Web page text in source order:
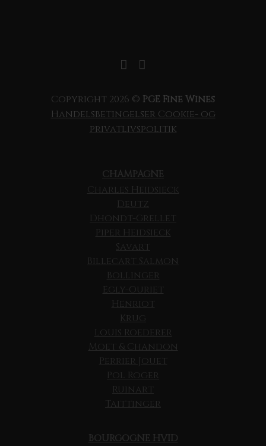
Copyright 2026 © PGE Fine Wines
Handelsbetingelser Cookie- og
privatlivspolitik
CHAMPAGNE
Charles Heidsieck
Deutz
Dhondt-Grellet
Piper Heidsieck
Savart
Billecart Salmon
Bollinger
Egly-Ouriet
Henriot
Krug
Louis Roederer
Moet & Chandon
Perrier Jouet
Pol Roger
Ruinart
Taittinger
BOURGOGNE HVID